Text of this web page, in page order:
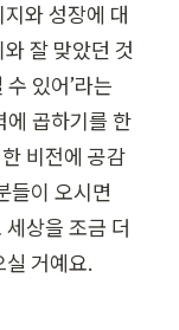
와 성장에 대
잘 맞았던 것
있어’라는
에 곱하기를 한
비전에 공감
들이 오시면
상을 조금 더
거예요.